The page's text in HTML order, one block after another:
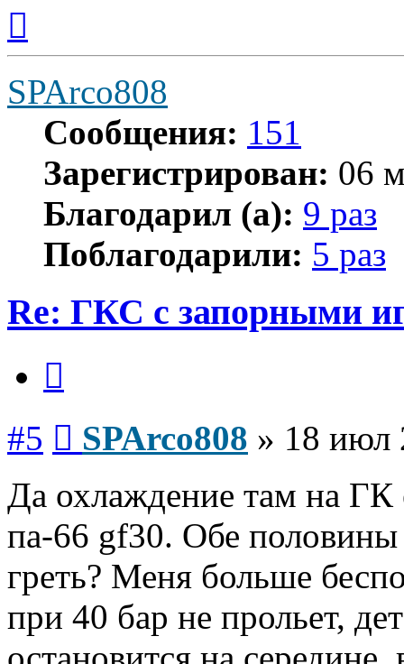
началу
SPArco808
Сообщения: 151
Зарегистрирован: 06
Благодарил (а): 9 раз
Поблагодарили: 5 раз
Re: ГКС с запорными
#5 SPArco808 » 18 июл
Да охлаждение там на ГК
па-66 gf30. Обе
греть? Меня больше
при 40 бар не прольет,